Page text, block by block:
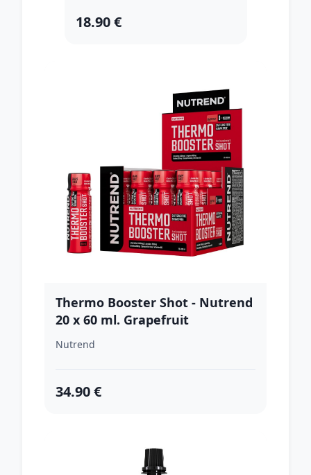
18.90 €
Thermo Booster Shot - Nutrend
20 x 60 ml. Grapefruit
Nutrend
34.90 €